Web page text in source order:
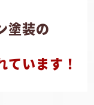
塗装の
ています！